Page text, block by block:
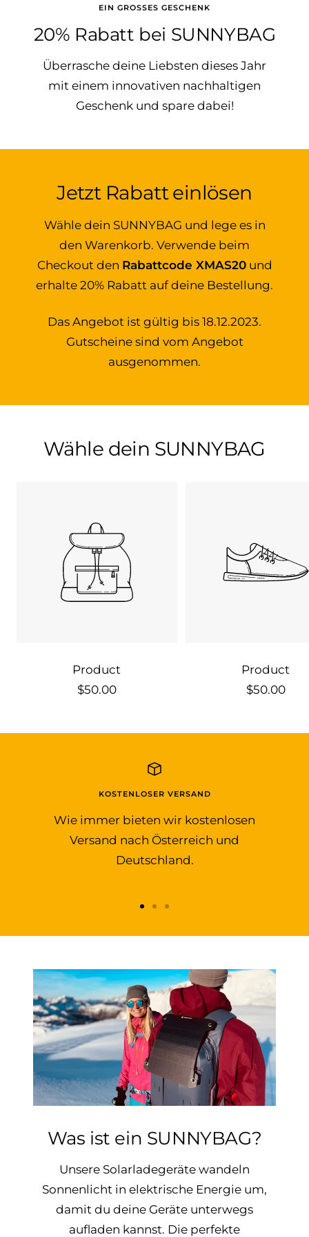
EIN GROSSES GESCHENK
20% Rabatt bei SUNNYBAG
Überrasche deine Liebsten dieses Jahr
mit einem innovativen nachhaltigen
Geschenk und spare dabei!
Jetzt Rabatt einlösen
Wähle dein SUNNYBAG und lege es in
den Warenkorb. Verwende beim
Checkout den Rabattcode XMAS20und
erhalte 20% Rabatt auf deine Bestellung.
Das Angebot ist gültig bis 18.12.2023.
Gutscheine sind vom Angebot
ausgenommen.
Wähle dein SUNNYBAG
Product
Sale
$50.00
Product
Sale
$50.00
KOSTENLOSER VERSAND
Wie immer bieten wir kostenlosen
Versand nach Österreich und
Deutschland.
to
1
to
2
to
3
Was ist ein SUNNYBAG?
Unsere Solarladegeräte wandeln
Sonnenlicht in elektrische Energie um,
damit du deine Geräte unterwegs
aufladen kannst. Die perfekte